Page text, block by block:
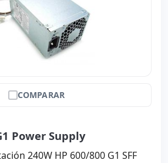
COMPARAR
Power Supply
240W HP 600/800 G1 SFF